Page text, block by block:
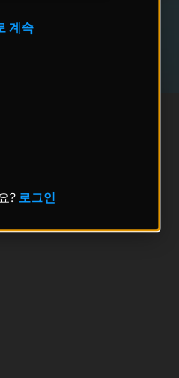
계속
? 로그인